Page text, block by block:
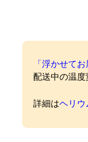
「浮かせて
配送中の温度
詳細はヘリウ